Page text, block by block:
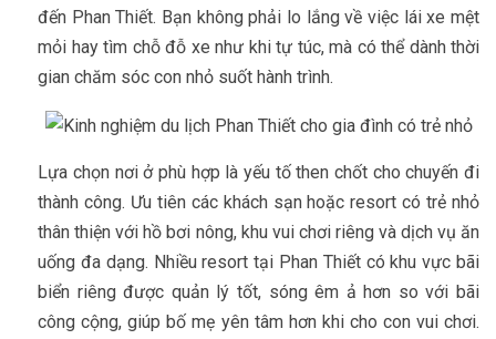
đến Phan Thiết. Bạn không phải lo lắng về việc lái xe mệt
mỏi hay tìm chỗ đỗ xe như khi tự túc, mà có thể dành thời
gian chăm sóc con nhỏ suốt hành trình.
Lựa chọn nơi ở phù hợp là yếu tố then chốt cho chuyến đi
thành công. Ưu tiên các khách sạn hoặc resort có trẻ nhỏ
thân thiện với hồ bơi nông, khu vui chơi riêng và dịch vụ ăn
uống đa dạng. Nhiều resort tại Phan Thiết có khu vực bãi
biển riêng được quản lý tốt, sóng êm ả hơn so với bãi
công cộng, giúp bố mẹ yên tâm hơn khi cho con vui chơi.